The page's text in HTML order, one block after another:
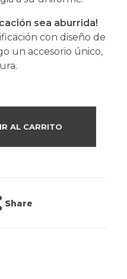
sea aburrida!
con diseño de
un accesorio único,
AL CARRITO
Share